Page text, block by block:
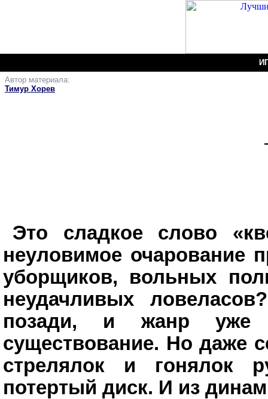
Автор материала:
Тимур Хорев
Это сладкое слово
неуловимое очарование
уборщиков, вольных
неудачливых
позади, и жанр уже
существование. Но даже
стрелялок и гонялок
потертый диск. И из